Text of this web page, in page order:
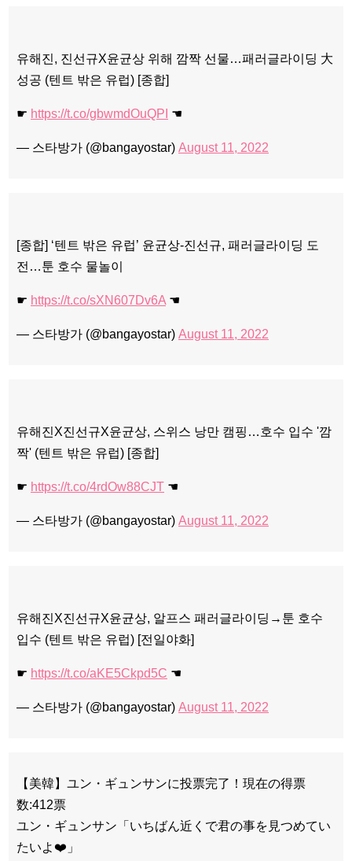
유해진, 진선규X윤균상 위해 깜짝 선물…패러글라이딩 大
성공 (텐트 밖은 유럽) [종합]
☛ https://t.co/gbwmdOuQPI ☚
— 스타방가 (@bangayostar) August 11, 2022
[종합] ‘텐트 밖은 유럽’ 윤균상-진선규, 패러글라이딩 도
전…툰 호수 물놀이
☛ https://t.co/sXN607Dv6A ☚
— 스타방가 (@bangayostar) August 11, 2022
유해진X진선규X윤균상, 스위스 낭만 캠핑…호수 입수 '깜
짝' (텐트 밖은 유럽) [종합]
☛ https://t.co/4rdOw88CJT ☚
— 스타방가 (@bangayostar) August 11, 2022
유해진X진선규X윤균상, 알프스 패러글라이딩→툰 호수
입수 (텐트 밖은 유럽) [전일야화]
☛ https://t.co/aKE5Ckpd5C ☚
— 스타방가 (@bangayostar) August 11, 2022
【美韓】ユン・ギュンサンに投票完了！現在の得票
数:412票
ユン・ギュンサン「いちばん近くで君の事を見つめてい
たいよ❤️」